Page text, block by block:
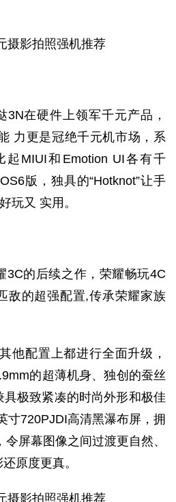
3N在硬件上领军千元产品，
力更是冠绝千元机市场，系
MIUI和Emotion UI各有千
版，独具的“Hotknot”让手
玩又 实用。
3C的后续之作，荣耀畅玩4C
敌的超强配置,传承荣耀家族
他配置上都进行全面升级，
的超薄机身、独创的蚕丝
极致紧凑的时尚外形和极佳
寸720PJDI高清黑瀑布屏，拥
屏幕图像之间过渡更自然、
原度更真。